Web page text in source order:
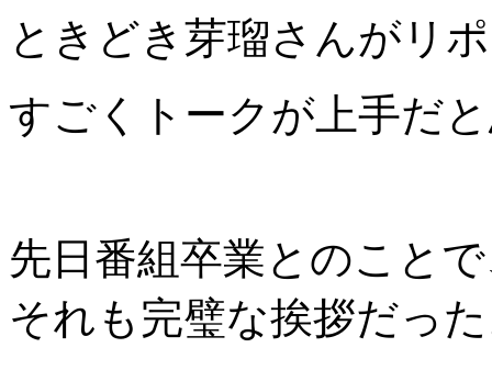
ときどき芽瑠さんがリ
すごくトークが上手だ
先日番組卒業とのこと
それも完璧な挨拶だっ